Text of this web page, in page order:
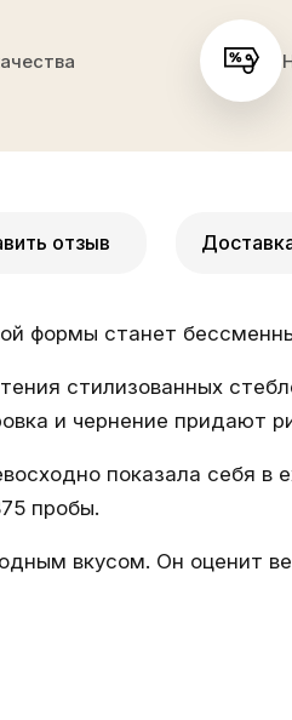
отзыв
формы станет
стилизованных
и чернение придают
показала себя
пробы.
вкусом. Он оценит